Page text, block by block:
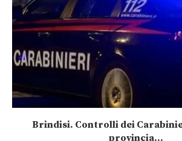
Brindisi. Controlli dei
provincia...